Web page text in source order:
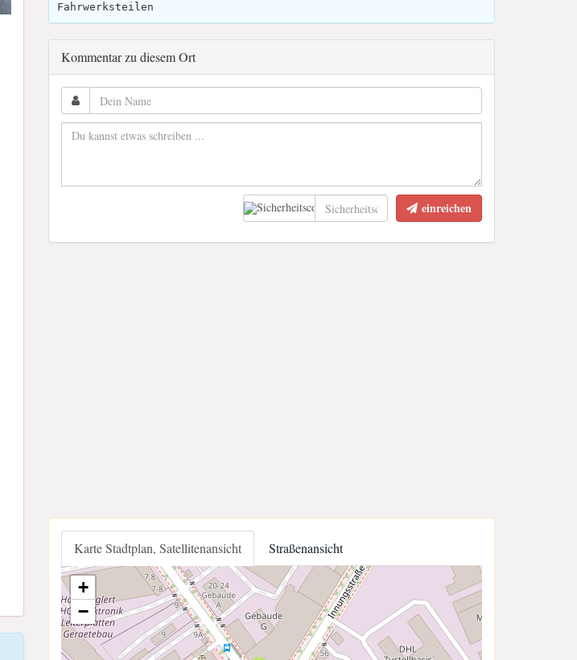
Fahrwerksteilen
Kommentar zu diesem Ort
einreichen
Karte Stadtplan, Satellitenansicht Straßenansicht
+
−